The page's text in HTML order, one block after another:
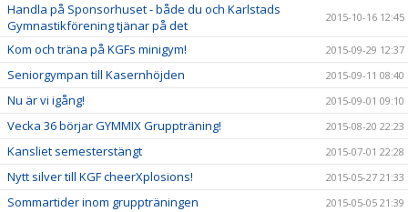
Handla på Sponsorhuset - både du och Karlstads
Gymnastikförening tjänar på det
2015-10-16 12:45
Kom och träna på KGFs minigym! 2015-09-29 12:37
Seniorgympan till Kasernhöjden 2015-09-11 08:40
Nu är vi igång! 2015-09-01 09:10
Vecka 36 börjar GYMMIX Gruppträning! 2015-08-20 22:23
Kansliet semesterstängt 2015-07-01 22:28
Nytt silver till KGF cheerXplosions! 2015-05-27 21:33
Sommartider inom gruppträningen 2015-05-05 21:39